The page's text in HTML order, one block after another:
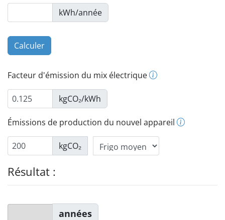
kWh/année
Facteur d'émission du mix électrique
kgCO₂/kWh
Émissions de production du nouvel appareil
kgCO₂
Résultat :
années